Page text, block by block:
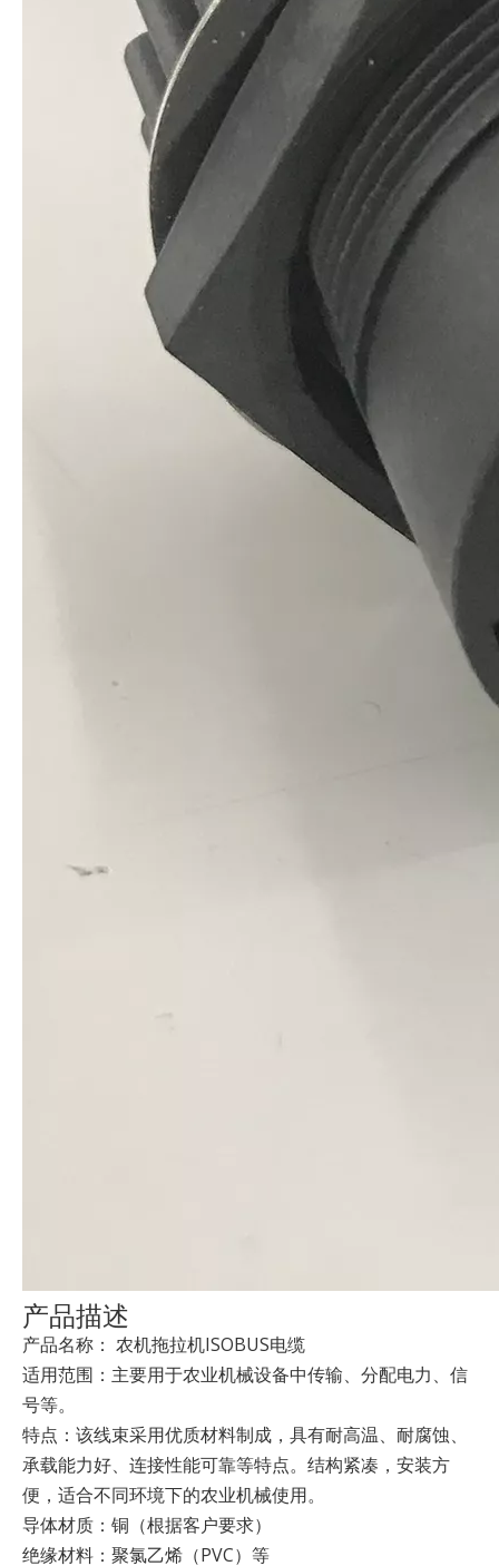
产品描述
产品名称： 农机拖拉机ISOBUS电缆
适用范围：主要用于农业机械设备中传输、分配电力、信
号等。
特点：该线束采用优质材料制成，具有耐高温、耐腐蚀、
承载能力好、连接性能可靠等特点。结构紧凑，安装方
便，适合不同环境下的农业机械使用。
导体材质：铜（根据客户要求）
绝缘材料：聚氯乙烯（PVC）等